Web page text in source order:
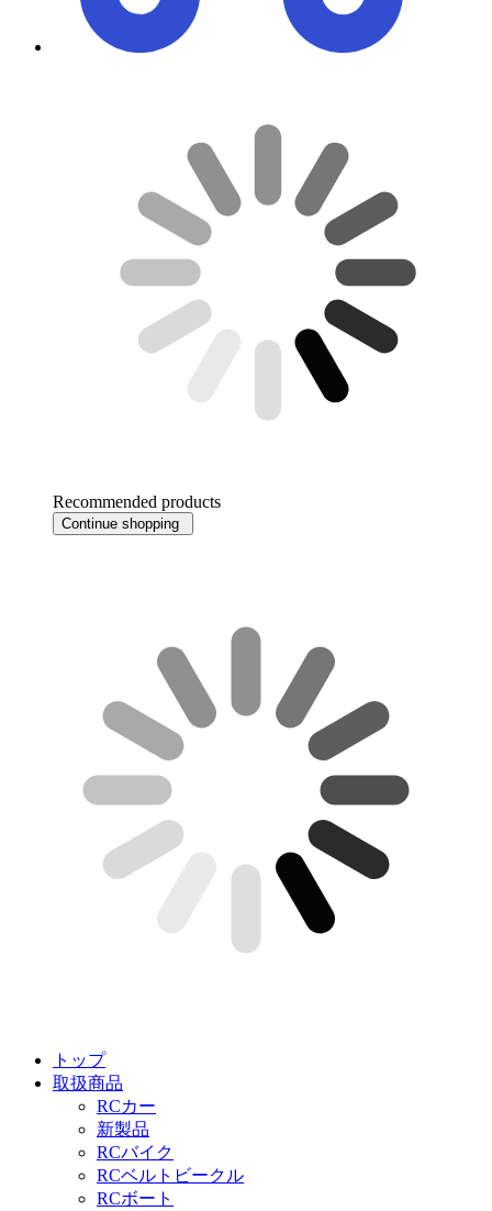
Recommended products
Continue shopping
トップ
取扱商品
RCカー
新製品
RCバイク
RCベルトビークル
RCボート